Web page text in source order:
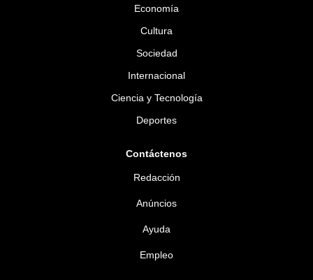
Economía
Cultura
Sociedad
Internacional
Ciencia y Tecnología
Deportes
Contáctenos
Redacción
Anúncios
Ayuda
Empleo